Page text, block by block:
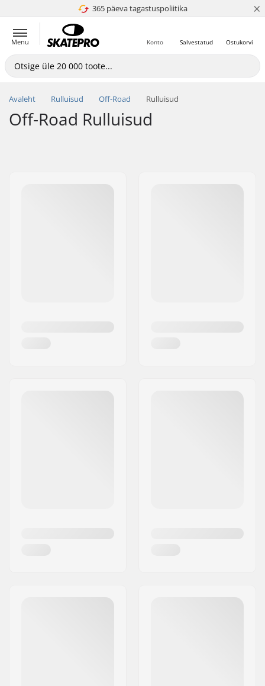
365 päeva tagastuspoliitika
4.8 paljaks 5 ×
Menu Ostukorvi
Salvestatud
Konto
Avaleht Rulluisud Off-Road Rulluisud
Off-Road Rulluisud